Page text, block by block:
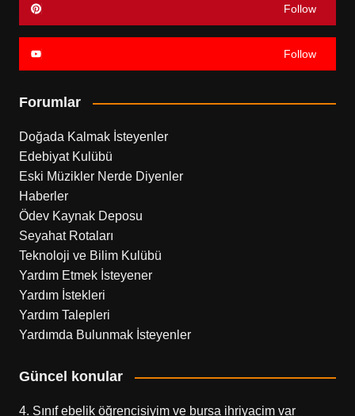
Follow
Follow
Forumlar
Doğada Kalmak İsteyenler
Edebiyat Kulübü
Eski Müzikler Nerde Diyenler
Haberler
Ödev Kaynak Deposu
Seyahat Rotaları
Teknoloji ve Bilim Kulübü
Yardım Etmek İsteyener
Yardım İstekleri
Yardım Talepleri
Yardımda Bulunmak İsteyenler
Güncel konular
4. Sınıf ebelik öğrencisiyim ve bursa ihriyacim var